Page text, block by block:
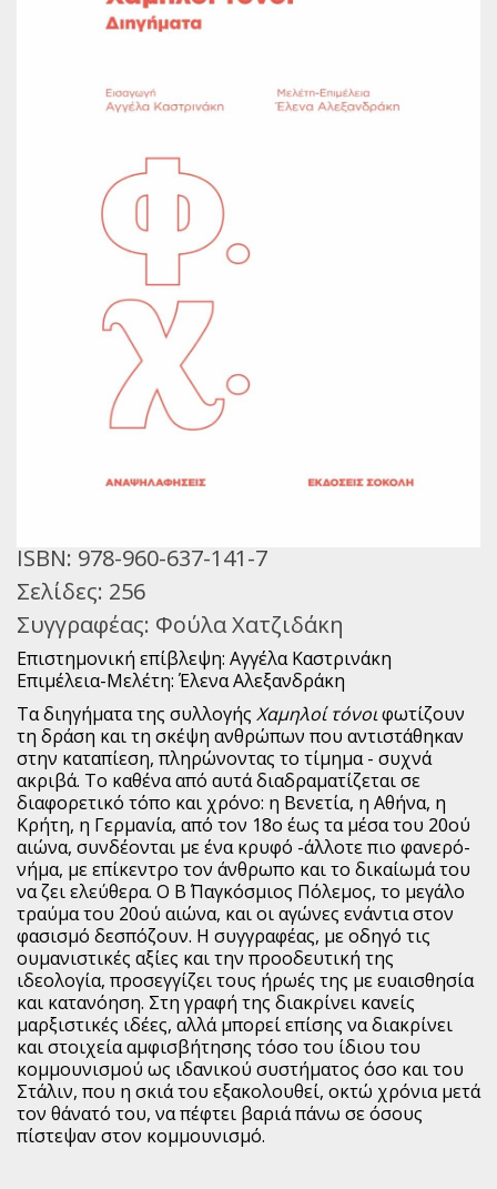
Παγκόσμια Ποίηση
Βιβλία για Παιδιά
Ελληνικό Θέατρο
Παγκόσμιο Θέατρο
Ιστορία
Βιογραφίες
Εκπαίδευση
Ημερολόγια
ISBN: 978-960-637-141-7
Σελίδες: 256
Συγγραφέας: Φούλα Χατζιδάκη
Επιστημονική επίβλεψη: Αγγέλα Καστρινάκη
Επιμέλεια-Μελέτη: Έλενα Αλεξανδράκη
Τα διηγήματα της συλλογής Χαμηλοί τόνοιφωτίζουν
τη δράση και τη σκέψη ανθρώπων που αντιστάθηκαν
στην καταπίεση, πληρώνοντας το τίμημα - συχνά
ακριβά. Το καθένα από αυτά διαδραματίζεται σε
διαφορετικό τόπο και χρόνο: η Βενετία, η Αθήνα, η
Κρήτη, η Γερμανία, από τον 18ο έως τα μέσα του 20ού
αιώνα, συνδέονται με ένα κρυφό -άλλοτε πιο φανερό-
νήμα, με επίκεντρο τον άνθρωπο και το δικαίωμά του
να ζει ελεύθερα. Ο Β΄ Παγκόσμιος Πόλεμος, το μεγάλο
τραύμα του 20ού αιώνα, και οι αγώνες ενάντια στον
φασισμό δεσπόζουν. Η συγγραφέας, με οδηγό τις
ουμανιστικές αξίες και την προοδευτική της
ιδεολογία, προσεγγίζει τους ήρωές της με ευαισθησία
και κατανόηση. Στη γραφή της διακρίνει κανείς
μαρξιστικές ιδέες, αλλά μπορεί επίσης να διακρίνει
και στοιχεία αμφισβήτησης τόσο του ίδιου του
κομμουνισμού ως ιδανικού συστήματος όσο και του
Στάλιν, που η σκιά του εξακολουθεί, οκτώ χρόνια μετά
τον θάνατό του, να πέφτει βαριά πάνω σε όσους
πίστεψαν στον κομμουνισμό.